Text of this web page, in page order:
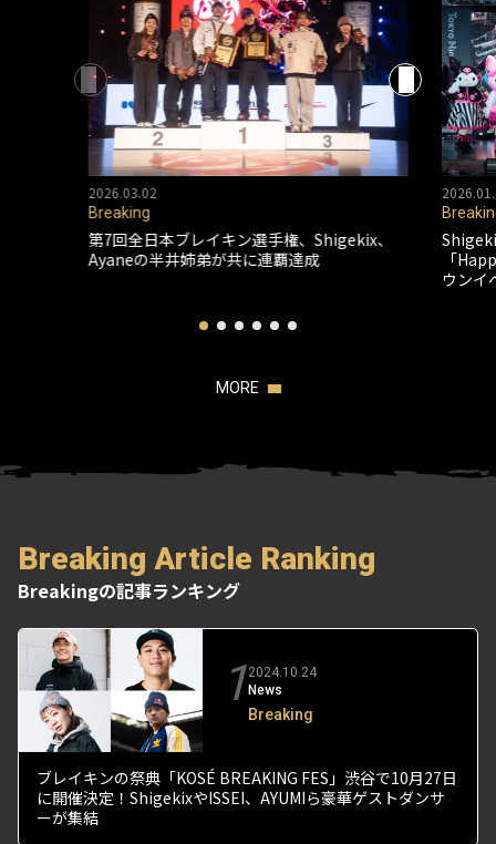
2026.03.02
Breaking
第7回全日本ブレイキン選手権、Shigekix、
Ayaneの半井姉弟が共に連覇達成
「
ウンイ
MORE
Breaking Article Ranking
Breakingの記事ランキング
12024.10.24
News
Breaking
ブレイキンの祭典「KOSÉ BREAKING FES」渋谷で10月27日
に開催決定！ShigekixやISSEI、AYUMIら豪華ゲストダンサ
ーが集結